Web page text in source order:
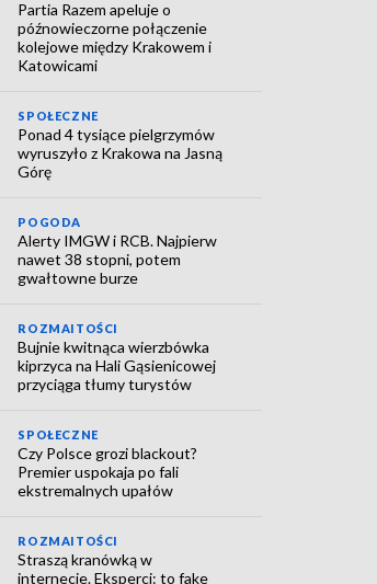
Partia Razem apeluje o
późnowieczorne połączenie
kolejowe między Krakowem i
Katowicami
SPOŁECZNE
Ponad 4 tysiące pielgrzymów
wyruszyło z Krakowa na Jasną
Górę
POGODA
Alerty IMGW i RCB. Najpierw
nawet 38 stopni, potem
gwałtowne burze
ROZMAITOŚCI
Bujnie kwitnąca wierzbówka
kiprzyca na Hali Gąsienicowej
przyciąga tłumy turystów
SPOŁECZNE
Czy Polsce grozi blackout?
Premier uspokaja po fali
ekstremalnych upałów
ROZMAITOŚCI
Straszą kranówką w
internecie. Eksperci: to fake